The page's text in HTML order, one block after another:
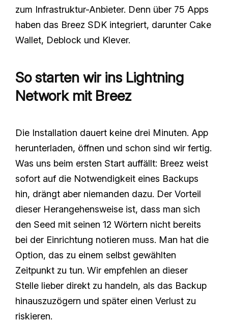
zum Infrastruktur-Anbieter. Denn über 75 Apps
haben das Breez SDK integriert, darunter Cake
Wallet, Deblock und Klever.
So starten wir ins Lightning
Network mit Breez
Die Installation dauert keine drei Minuten. App
herunterladen, öffnen und schon sind wir fertig.
Was uns beim ersten Start auffällt: Breez weist
sofort auf die Notwendigkeit eines Backups
hin, drängt aber niemanden dazu. Der Vorteil
dieser Herangehensweise ist, dass man sich
den Seed mit seinen 12 Wörtern nicht bereits
bei der Einrichtung notieren muss. Man hat die
Option, das zu einem selbst gewählten
Zeitpunkt zu tun. Wir empfehlen an dieser
Stelle lieber direkt zu handeln, als das Backup
hinauszuzögern und später einen Verlust zu
riskieren.